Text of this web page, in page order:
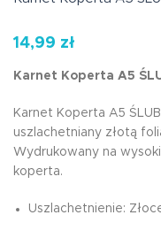
14,99 zł
Karnet Koperta A5
Karnet Koperta A5
uszlachetniany złotą
Wydrukowany na
koperta.
Uszlachetnienie: